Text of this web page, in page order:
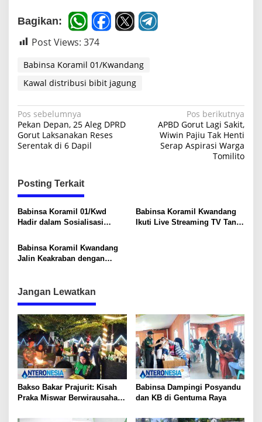
a
t
a
o
a
o
Bagikan:
Post Views: 374
Babinsa Koramil 01/Kwandang
Kawal distribusi bibit jagung
N
a
v
g
a
s
p
o
Pos sebelumnya
Pekan Depan, 25 Aleg DPRD
Gorut Laksanakan Reses
Serentak di 6 Dapil
Pos berikutnya
APBD Gorut Lagi Sakit,
Wiwin Pajiu Tak Henti
Serap Aspirasi Warga
Tomilito
Posting Terkait
Babinsa Koramil 01/Kwd
Hadir dalam Sosialisasi
Komitmen Keselamatan
Warga
Babinsa Koramil Kwandang
Ikuti Live Streaming TV Tani
Babinsa Koramil Kwandang
Jalin Keakraban dengan
Jangan Lewatkan
Bakso Bakar Prajurit: Kisah
Praka Miswar Berwirausaha
Babinsa Dampingi Posyandu
dan KB di Gentuma Raya